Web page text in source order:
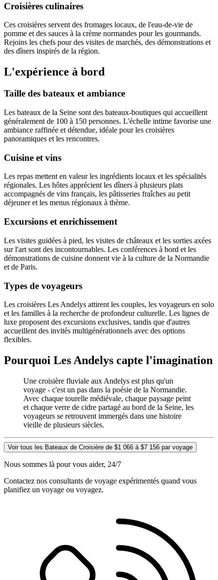
Croisières culinaires
Ces croisières servent des fromages locaux, de l'eau-de-vie de
pomme et des sauces à la crème normandes pour les gourmands.
Rejoins les chefs pour des visites de marchés, des démonstrations et
des dîners inspirés de la région.
L'expérience à bord
Taille des bateaux et ambiance
Les bateaux de la Seine sont des bateaux-boutiques qui accueillent
généralement de 100 à 150 personnes. L'échelle intime favorise une
ambiance raffinée et détendue, idéale pour les croisières
panoramiques et les rencontres.
Cuisine et vins
Les repas mettent en valeur les ingrédients locaux et les spécialités
régionales. Les hôtes apprécient les dîners à plusieurs plats
accompagnés de vins français, les pâtisseries fraîches au petit
déjeuner et les menus régionaux à thème.
Excursions et enrichissement
Les visites guidées à pied, les visites de châteaux et les sorties axées
sur l'art sont des incontournables. Les conférences à bord et les
démonstrations de cuisine donnent vie à la culture de la Normandie
et de Paris.
Types de voyageurs
Les croisières Les Andelys attirent les couples, les voyageurs en solo
et les familles à la recherche de profondeur culturelle. Les lignes de
luxe proposent des excursions exclusives, tandis que d'autres
accueillent des invités multigénérationnels avec des options
flexibles.
Pourquoi Les Andelys capte l'imagination
Une croisière fluviale aux Andelys est plus qu'un
voyage - c'est un pas dans la poésie de la Normandie.
Avec chaque tourelle médiévale, chaque paysage peint
et chaque verre de cidre partagé au bord de la Seine, les
voyageurs se retrouvent immergés dans une histoire
vieille de plusieurs siècles.
Voir tous les Bateaux de Croisière de $1 066 à $7 156 par voyage
Nous sommes là pour vous aider, 24/7
Contactez nos consultants de voyage expérimentés quand vous
planifiez un voyage ou voyagez.